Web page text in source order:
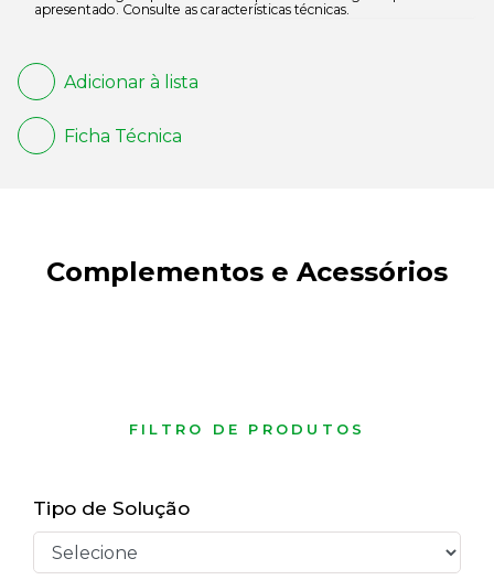
apresentado. Consulte as características técnicas.
Adicionar à lista
Ficha Técnica
Complementos e Acessórios
FILTRO DE PRODUTOS
Tipo de Solução